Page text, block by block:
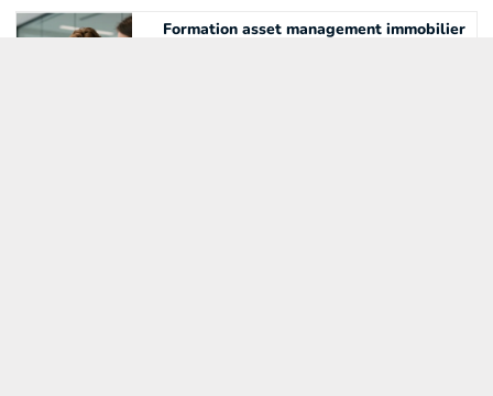
Formation asset management immobilier